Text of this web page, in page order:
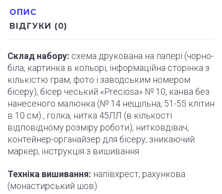
ОПИС
ВІДГУКИ (0)
Склад набору: схема друкована на папері (чорно-
біла, картинка в кольорі, інформаційна сторінка з
кількістю грам, фото і заводським номером
бісеру), бісер чеський «Preciosa» № 10, канва без
нанесеного малюнка (№ 14 нещільна, 51-55 клітин
в 10 см) , голка, нитка 45ЛЛ (в кількості
відповідному розміру роботи), нитковдівач,
контейнер-органайзер для бісеру, зникаючий
маркер, інструкція з вишивання
Техніка вишивання: напівхрест, рахункова
(монастирський шов)